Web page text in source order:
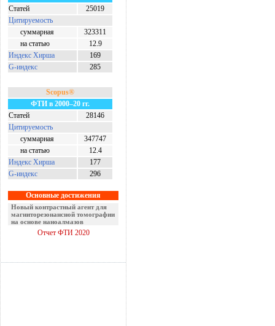
Статей
25019
Цитируемость
суммарная
323311
на статью
12.9
Индекс Хирша
169
G-индекс
285
Scopus®
ФТИ в 2000–20 гг.
Статей
28146
Цитируемость
суммарная
347747
на статью
12.4
Индекс Хирша
177
G-индекс
296
Основные достижения
Новый контрастный агент для
магниторезонансной томографии
на основе наноалмазов
Отчет ФТИ 2020